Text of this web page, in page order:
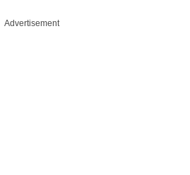
Advertisement